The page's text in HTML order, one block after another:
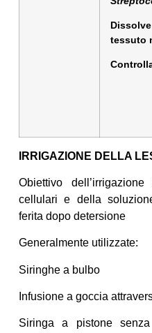
tessuto
IRRIGAZIONE DELLA
Obiettivo
cellulari e della
ferita dopo detersione
Generalmente utilizzate:
Siringhe a bulbo
Infusione a goccia
Siringa a pistone